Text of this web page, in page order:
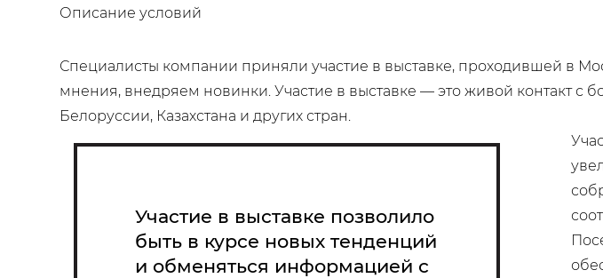
Описание условий
Специалисты компании приняли участие в выставке, проходившей в
мнения, внедряем новинки. Участие в выставке — это живой контакт с
Белоруссии, Казахстана и других стран.
Участие в выставке позволило
быть в курсе новых тенденций
и обменяться информацией с